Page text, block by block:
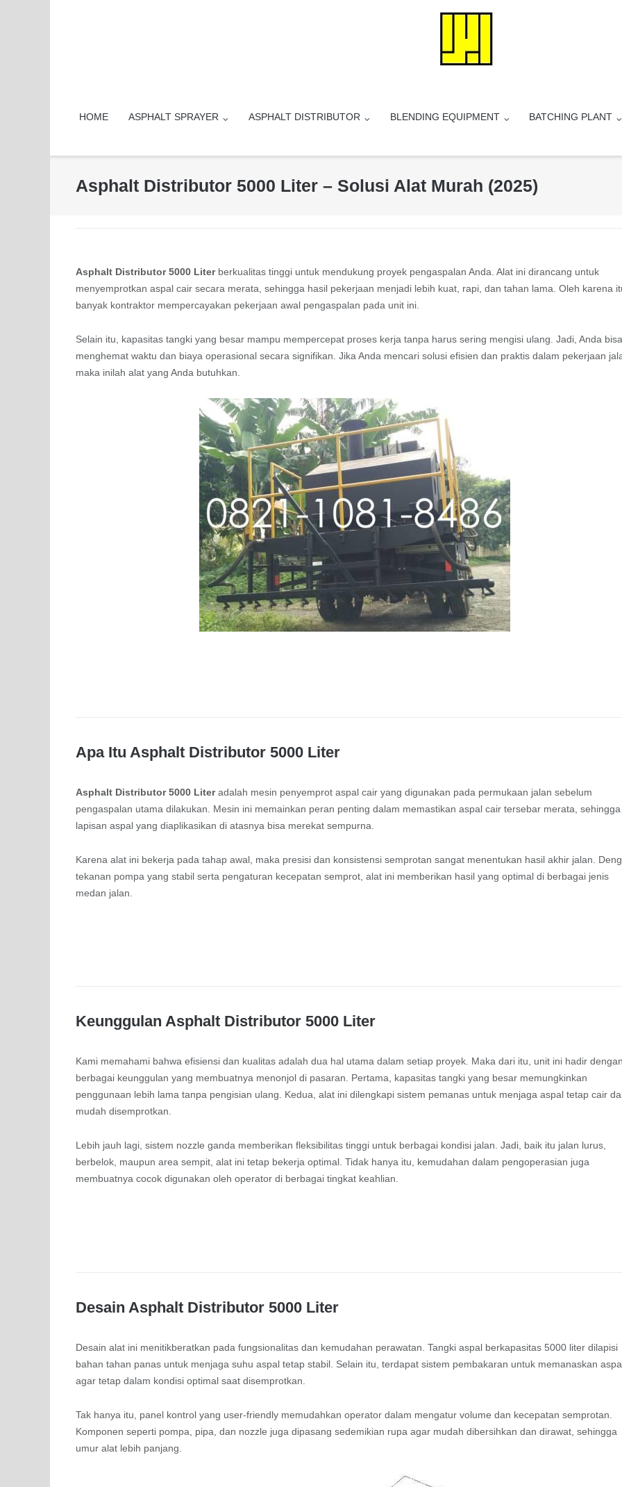
HOME ASPHALT SPRAYER ASPHALT DISTRIBUTOR BLENDING EQUIPMENT BATCHING PLANT
Asphalt Distributor 5000 Liter – Solusi Alat Murah (2025)
Asphalt Distributor 5000 Literberkualitas tinggi untuk mendukung proyek pengaspalan Anda. Alat ini dirancang untuk
menyemprotkan aspal cair secara merata, sehingga hasil pekerjaan menjadi lebih kuat, rapi, dan tahan lama. Oleh karena
banyak kontraktor mempercayakan pekerjaan awal pengaspalan pada unit ini.
Selain itu, kapasitas tangki yang besar mampu mempercepat proses kerja tanpa harus sering mengisi ulang. Jadi, Anda
menghemat waktu dan biaya operasional secara signifikan. Jika Anda mencari solusi efisien dan praktis dalam pekerjaan
maka inilah alat yang Anda butuhkan.
Apa Itu Asphalt Distributor 5000 Liter
Asphalt Distributor 5000 Literadalah mesin penyemprot aspal cair yang digunakan pada permukaan jalan sebelum
pengaspalan utama dilakukan. Mesin ini memainkan peran penting dalam memastikan aspal cair tersebar merata, sehingga
lapisan aspal yang diaplikasikan di atasnya bisa merekat sempurna.
Karena alat ini bekerja pada tahap awal, maka presisi dan konsistensi semprotan sangat menentukan hasil akhir jalan.
tekanan pompa yang stabil serta pengaturan kecepatan semprot, alat ini memberikan hasil yang optimal di berbagai jenis
medan jalan.
Keunggulan Asphalt Distributor 5000 Liter
Kami memahami bahwa efisiensi dan kualitas adalah dua hal utama dalam setiap proyek. Maka dari itu, unit ini hadir
berbagai keunggulan yang membuatnya menonjol di pasaran. Pertama, kapasitas tangki yang besar memungkinkan
penggunaan lebih lama tanpa pengisian ulang. Kedua, alat ini dilengkapi sistem pemanas untuk menjaga aspal tetap cair
mudah disemprotkan.
Lebih jauh lagi, sistem nozzle ganda memberikan fleksibilitas tinggi untuk berbagai kondisi jalan. Jadi, baik itu jalan lurus,
berbelok, maupun area sempit, alat ini tetap bekerja optimal. Tidak hanya itu, kemudahan dalam pengoperasian juga
membuatnya cocok digunakan oleh operator di berbagai tingkat keahlian.
Desain Asphalt Distributor 5000 Liter
Desain alat ini menitikberatkan pada fungsionalitas dan kemudahan perawatan. Tangki aspal berkapasitas 5000 liter dilapisi
bahan tahan panas untuk menjaga suhu aspal tetap stabil. Selain itu, terdapat sistem pembakaran untuk memanaskan
agar tetap dalam kondisi optimal saat disemprotkan.
Tak hanya itu, panel kontrol yang user-friendly memudahkan operator dalam mengatur volume dan kecepatan semprotan.
Komponen seperti pompa, pipa, dan nozzle juga dipasang sedemikian rupa agar mudah dibersihkan dan dirawat, sehingga
umur alat lebih panjang.